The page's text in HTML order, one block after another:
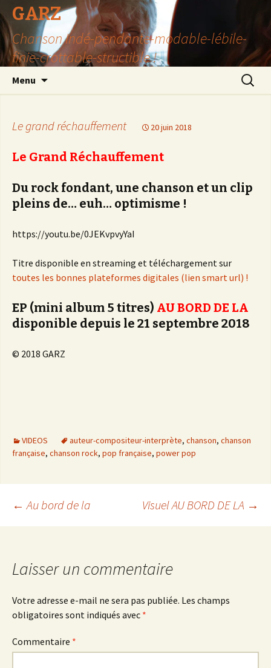
GARZ
Chanson Indé-pendante-modable-lébile-
finie-crottable-structible !
Menu
Le grand réchauffement 20 juin 2018
Le Grand Réchauffement
Du rock fondant, une chanson et un clip
pleins de… euh… optimisme !
https://youtu.be/0JEKvpvyYaI
Titre disponible en streaming et téléchargement sur
toutes les bonnes plateformes digitales (lien smart url) !
EP (mini album 5 titres) AU BORD DE LA
disponible depuis le 21 septembre 2018
© 2018 GARZ
VIDEOS auteur-compositeur-interprète, chanson, chanson
française, chanson rock, pop française, power pop
Navigation
articles
← Au bord de la Visuel AU BORD DE LA →
Laisser un commentaire
Votre adresse e-mail ne sera pas publiée. Les champs
obligatoires sont indiqués avec *
Commentaire *